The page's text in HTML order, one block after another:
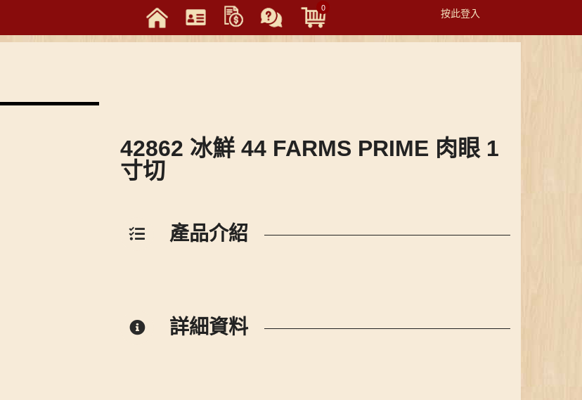
0 按此登入
Toggle
42862 冰鮮 44 FARMS PRIME 肉眼 1
寸切
產品介紹
詳細資料